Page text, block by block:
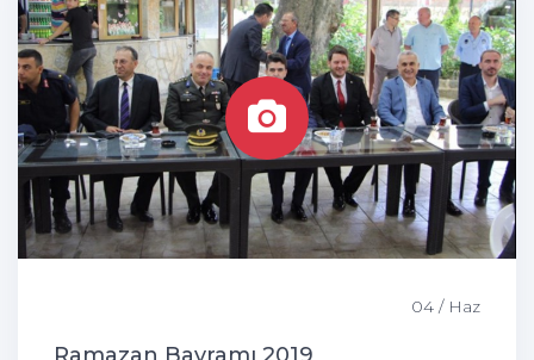
04 / Haz